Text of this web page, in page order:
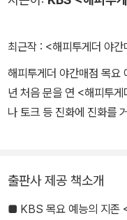
저렴한 재료들과 초간단
건강 측면을 우려하기도
에 따라 다양하게 골라먹
최근작 : <해피투게더 야간
해피투게더 야간매점 목요 예능의 지존 KBS <해피투게더>. 2001
년 처음 문을 연 <해피투
나 토크 등 진화에 진화를
위해 스타들이 자신만의 추
석과 박명수, 박미선과 신
출판사 제공 책소개
■ KBS 목요 예능의 지존